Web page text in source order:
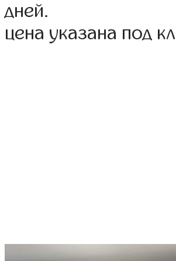
дней.
цена указана под